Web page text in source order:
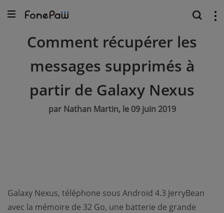
Comment récupérer les
messages supprimés à
partir de Galaxy Nexus
par Nathan Martin, le 09 juin 2019
Galaxy Nexus, téléphone sous Android 4.3 JerryBean
avec la mémoire de 32 Go, une batterie de grande